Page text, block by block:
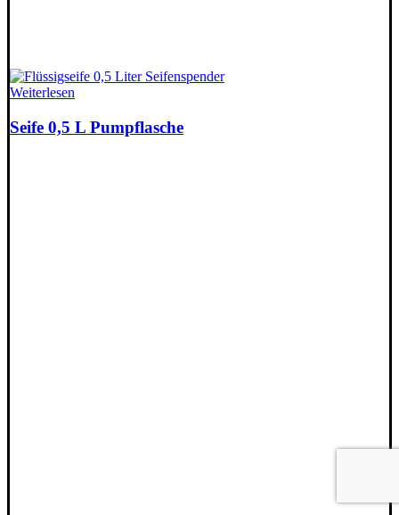
Weiterlesen
Seife 0,5 L Pumpflasche